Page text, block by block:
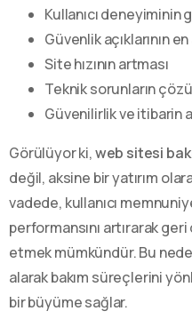
Kullanıcı deneyiminin
Güvenlik açıklarının
Site hızının artması
Teknik sorunların
Güvenilirlik ve itibarin
Görülüyor ki,web sitesi
değil, aksine bir yatırım
vadede, kullanıcı
performansını artırarak
etmek mümkündür. Bu
alarak bakım süreçlerini
bir büyüme sağlar.